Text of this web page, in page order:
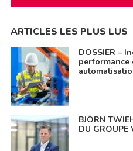
ARTICLES LES PLUS LUS
DOSSIER –
BJÖRN
DU GROUPE